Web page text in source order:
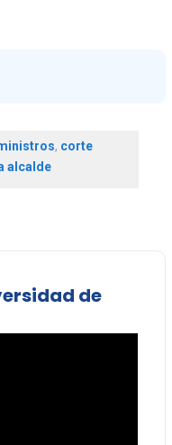
, corte
alcalde
de